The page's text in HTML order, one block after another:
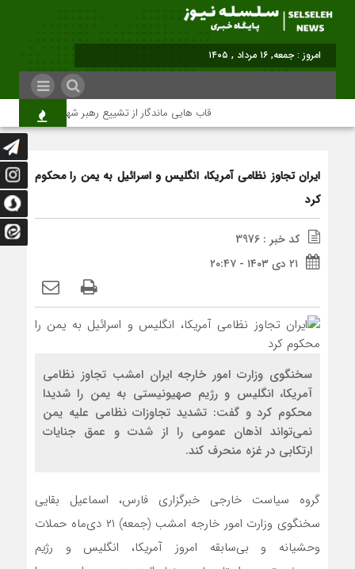
امروز : جمعه, ۱۶ مرداد , ۱۴۰۵
قاب هایی ماندگار از تشییع رهبر شهید در تهران
ایران تجاوز نظامی آمریکا، انگلیس و اسرائیل به یمن را محکوم
کرد
کد خبر : 3976
۲۱ دی ۱۴۰۳ - ۲۰:۴۷
سخنگوی وزارت امور خارجه ایران امشب تجاوز نظامی
آمریکا، انگلیس و رژیم صهیونیستی به یمن را شدیدا
محکوم کرد و گفت: تشدید تجاوزات نظامی علیه یمن
نمی‌تواند اذهان عمومی را از شدت و عمق جنایات
ارتکابی در غزه منحرف کند.
گروه سیاست خارجی خبرگزاری فارس، اسماعیل بقایی
سخنگوی وزارت امور خارجه امشب (جمعه) ۲۱ دی‌ماه حملات
وحشیانه و بی‌سابقه امروز آمریکا، انگلیس و رژیم